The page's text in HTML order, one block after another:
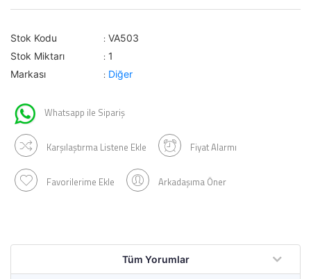
Stok Kodu : VA503
Stok Miktarı
: 1
Markası
: Diğer
Whatsapp ile Sipariş
Karşılaştırma Listene Ekle Fiyat Alarmı
Favorilerime Ekle Arkadaşıma Öner
Tüm Yorumlar